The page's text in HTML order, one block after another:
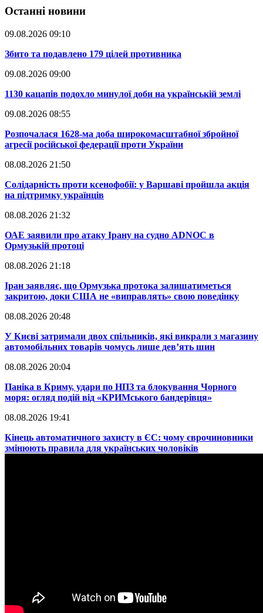
Останні новини
09.08.2026 09:10
​Збито та подавлено 179 цілей противника
09.08.2026 09:00
​1130 кацапів подохло минулої доби на українській землі
09.08.2026 08:55
​Розпочалася 1628-ма доба широкомасштабної збройної
агресії російської федерації проти України
08.08.2026 21:50
​Солідарність проти ксенофобії: у Варшаві пройшла акція
на підтримку українців
08.08.2026 21:32
​ОАЕ заявили про атаку Ірану на судно ADNOC в
Ормузькій протоці
08.08.2026 21:18
​Іран заявляє, що Ормузька протока залишатиметься
закритою, доки США не «виправлять» свою поведінку
08.08.2026 20:48
​У Києві затримали двох спільників, які викрали з магазину
автомобільних товарів чомусь лише дев’ять шин
08.08.2026 20:04
Паніка в Криму, удари по НПЗ та блокування Чорного
моря: огляд подій від «КРИМського бандерівця»
08.08.2026 19:41
​Кінець автоматичного захисту в ЄС: чому єврочиновники
змінюють правила для українських чоловіків